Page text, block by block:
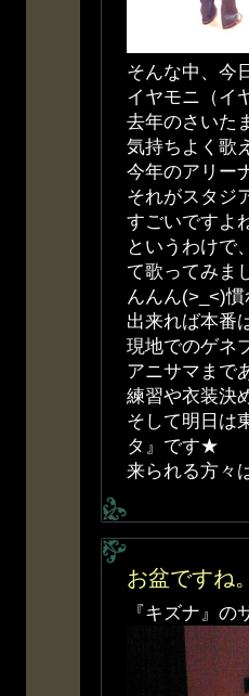
そんな中、今
イヤモニ（イ
去年のさいた
気持ちよく歌
今年のアリー
それがスタジ
すごいですよ
というわけで
て歌ってみま
んんん(>_<)
出来れば本番
現地でのゲネ
アニサマまで
練習や衣装決
そして明日は
タ』です★
来られる方々
お盆ですね。
『キズナ』